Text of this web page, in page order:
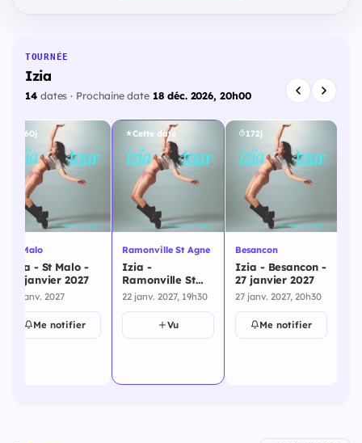
TOURNÉE
Izia
14dates · Prochaine date 18 déc. 2026, 20h00
160j
St Malo
Izïa - St Malo -
16 janvier 2027
16 janv. 2027
Me notifier
Cette date
Ramonville St Agne
Izia -
Ramonville St
Agne - 22 janvier
2027
22 janv. 2027, 19h30
Vu
172j
Besancon
Izia - Besancon -
27 janvier 2027
27 janv. 2027, 20h30
Me notifier